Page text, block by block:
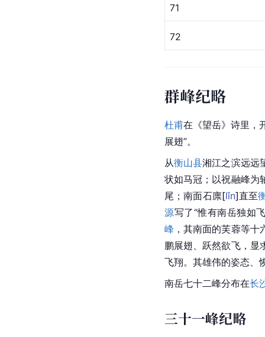
71
72
群峰纪略
杜甫在《望岳》诗里，
展翅”。
从衡山县湘江之滨远远
状如马冠；以祝融峰为
尾；南面石廪[lǐn]直至
源写了“惟有南岳独如
峰 ，其南面的芙蓉等
鹏展翅、跃然欲飞，显
飞翔。其雄伟的姿态、
南岳七十二峰分布在长
三十一峰纪略